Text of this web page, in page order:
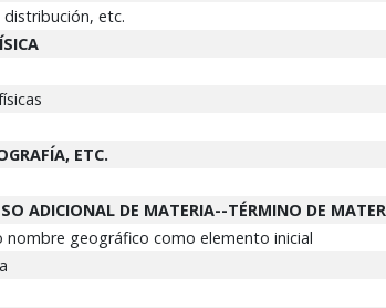
distribución, etc.
ETC.
ADICIONAL DE MATERIA--TÉRMINO DE
nombre geográfico como elemento inicial